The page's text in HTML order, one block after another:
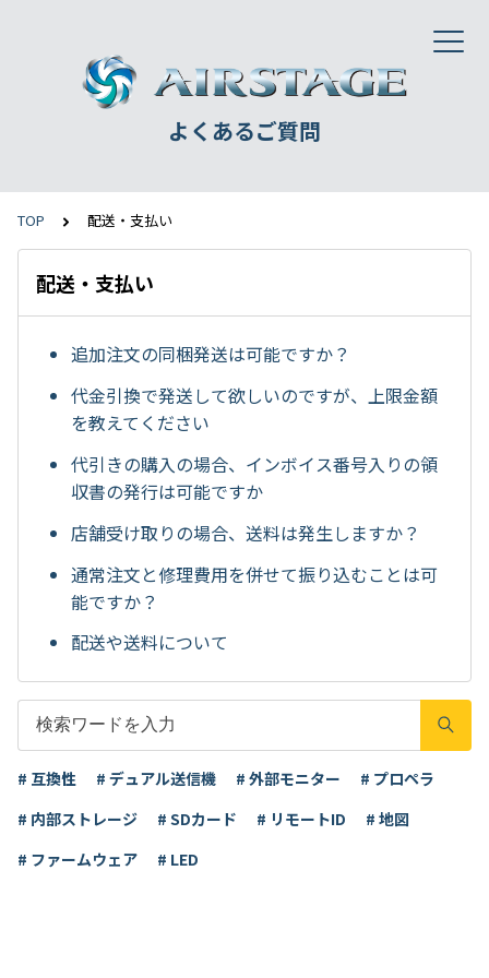
よくあるご質問
TOP 配送・支払い
配送・支払い
追加注文の同梱発送は可能ですか？
代金引換で発送して欲しいのですが、上限金額
を教えてください
代引きの購入の場合、インボイス番号入りの領
収書の発行は可能ですか
店舗受け取りの場合、送料は発生しますか？
通常注文と修理費用を併せて振り込むことは可
能ですか？
配送や送料について
# 互換性 # デュアル送信機 # 外部モニター
# プロペラ
# 内部ストレージ
# SDカード # リモートID
# 地図
# ファームウェア
# LED